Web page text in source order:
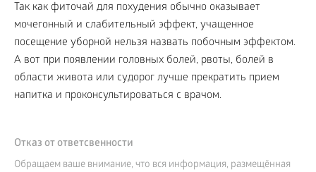
Так как фиточай для похудения обычно оказывает
мочегонный и слабительный эффект, учащенное
посещение уборной нельзя назвать побочным эффектом.
А вот при появлении головных болей, рвоты, болей в
области живота или судорог лучше прекратить прием
напитка и проконсультироваться с врачом.
Отказ от ответсвенности
Обращаем ваше внимание, что вся информация, размещённая